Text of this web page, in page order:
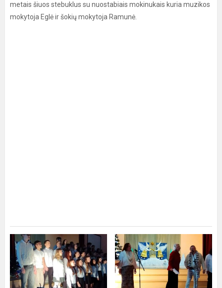
metais šiuos stebuklus su nuostabiais mokinukais kuria muzikos
mokytoja Eglė ir šokių mokytoja Ramunė.